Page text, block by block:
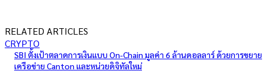
RELATED ARTICLES
CRYPTO
SBI ตั้งเป้าตลาดการเงินแบบ On-Chain มูลค่า 6 ล้านดอลลาร์ ด้วยการขยาย
เครือข่าย Canton และหน่วยดิจิทัลใหม่